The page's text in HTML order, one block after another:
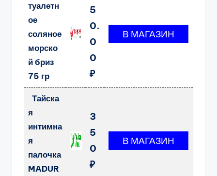
туалетн
ое
соляное
морско
й бриз
75 гр
5
0.
0
0
₽
Тайска
я
интимна
я
палочка
MADUR
3
5
0
₽